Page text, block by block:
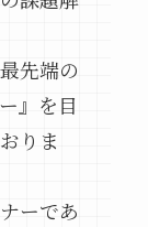
先端の
』を目
りま
ーであ